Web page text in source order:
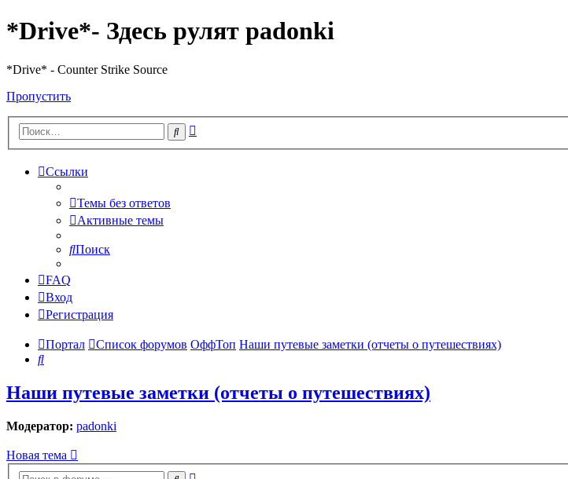
*Drive*- Здесь рулят padonki
*Drive* - Counter Strike Source
Пропустить
Поиск
Ссылки
Темы без ответов
Активные темы
Поиск
FAQ
Вход
Регистрация
Портал Список форумов ОффТоп Наши путевые заметки (отчеты о путешествиях)
Поиск
Наши путевые заметки (отчеты о путешествиях)
Модератор: padonki
Новая тема